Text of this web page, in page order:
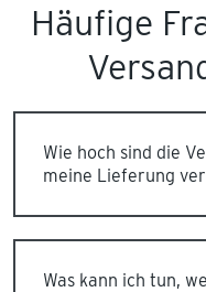
Häufige
Wie hoch sind die
meine Lieferung
Was kann ich tun,